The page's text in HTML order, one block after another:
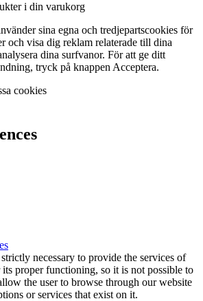
i din varukorg
sina egna och tredjepartscookies för
och visa dig reklam relaterade till dina
dina surfvanor. För att ge ditt
tryck på knappen Acceptera.
cookies
necessary to provide the services of
proper functioning, so it is not possible to
the user to browse through our website
or services that exist on it.